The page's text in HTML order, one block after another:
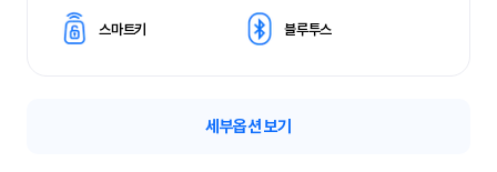
스마트키 블루투스
세부옵션 보기